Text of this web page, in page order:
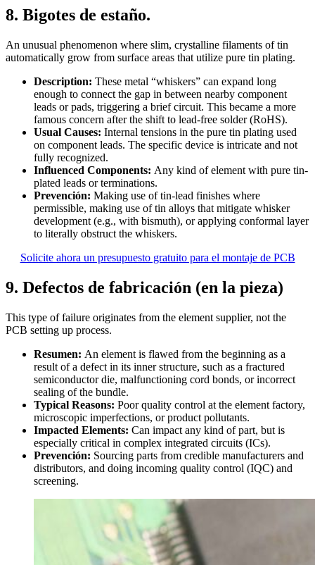
8. Bigotes de estaño.
An unusual phenomenon where slim, crystalline filaments of tin
automatically grow from surface areas that utilize pure tin plating.
Description: These metal “whiskers” can expand long
enough to connect the gap in between nearby component
leads or pads, triggering a brief circuit. This became a more
famous concern after the shift to lead-free solder (RoHS).
Usual Causes: Internal tensions in the pure tin plating used
on component leads. The specific device is intricate and not
fully recognized.
Influenced Components: Any kind of element with pure tin-
plated leads or terminations.
Prevención: Making use of tin-lead finishes where
permissible, making use of tin alloys that mitigate whisker
development (e.g., with bismuth), or applying conformal layer
to literally obstruct the whiskers.
Solicite ahora un presupuesto gratuito para el montaje de PCB
9. Defectos de fabricación (en la pieza)
This type of failure originates from the element supplier, not the
PCB setting up process.
Resumen: An element is flawed from the beginning as a
result of a defect in its inner structure, such as a fractured
semiconductor die, malfunctioning cord bonds, or incorrect
sealing of the bundle.
Typical Reasons: Poor quality control at the element factory,
microscopic imperfections, or product pollutants.
Impacted Elements: Can impact any kind of part, but is
especially critical in complex integrated circuits (ICs).
Prevención: Sourcing parts from credible manufacturers and
distributors, and doing incoming quality control (IQC) and
screening.